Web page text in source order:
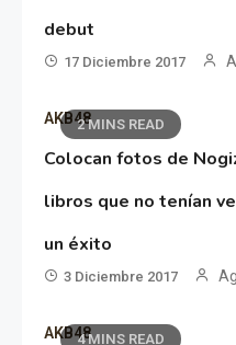
debut
17 Diciembre 2017
2 MINS READ
AKB48
Colocan fotos de
libros que no tenían
un éxito
3 Diciembre 2017
4 MINS READ
AKB48